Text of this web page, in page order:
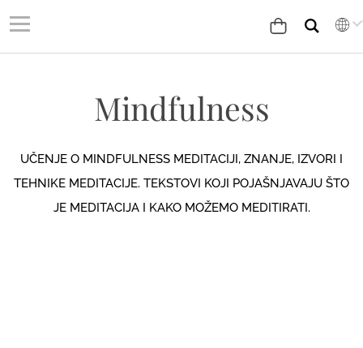
Mindfulness
UČENJE O MINDFULNESS MEDITACIJI, ZNANJE, IZVORI I
TEHNIKE MEDITACIJE. TEKSTOVI KOJI POJAŠNJAVAJU ŠTO
JE MEDITACIJA I KAKO MOŽEMO MEDITIRATI.